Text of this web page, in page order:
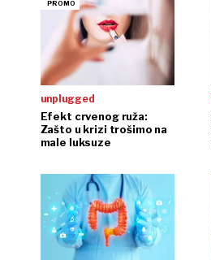
unplugged
Efekt crvenog ruža:
Zašto u krizi trošimo na
male luksuze